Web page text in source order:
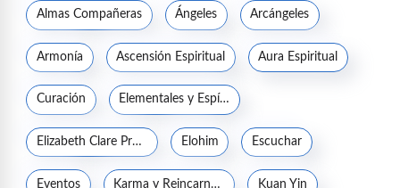
Almas Compañeras Ángeles Arcángeles
Armonía Ascensión Espiritual Aura Espiritual
Curación Elementales y Espíritus de la naturaleza
Elizabeth Clare Prophet Elohim Escuchar
Eventos Karma y Reincarnación Kuan Yin